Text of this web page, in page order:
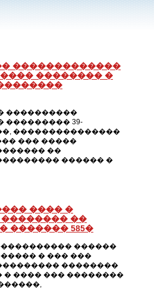
�������������
�������� �
����������
39-
���������������
��� �����
��
������ �
���� �
��
585�
������
� ��� ���
��������
� ���� ��� ��������